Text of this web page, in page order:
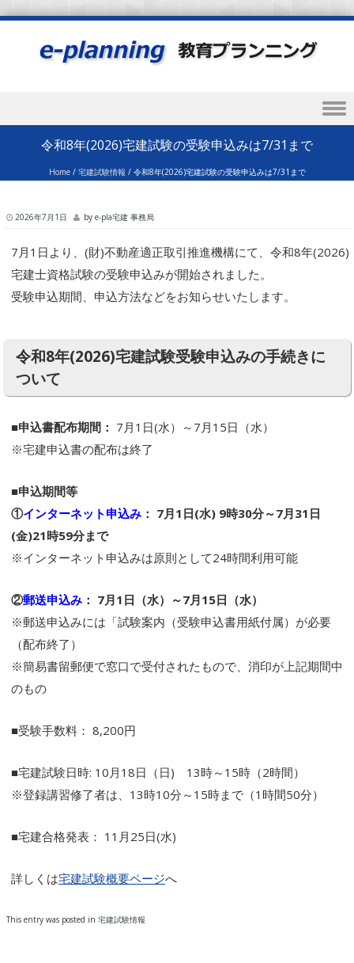
令和8年(2026)宅建試験の受験申込みは7/31まで
Home /宅建試験情報 /令和8年(2026)宅建試験の受験申込みは7/31まで
2026年7月1日 by e-pla宅建 事務局
7月1日より、(財)不動産適正取引推進機構にて、令和8年(2026)
宅建士資格試験の受験申込みが開始されました。
受験申込期間、申込方法などをお知らせいたします。
令和8年(2026)宅建試験受験申込みの手続きに
ついて
■申込書配布期間： 7月1日(水）～7月15日（水）
※宅建申込書の配布は終了
■申込期間等
①インターネット申込み ： 7月1日(水) 9時30分～7月31日
(金)21時59分まで
※インターネット申込みは原則として24時間利用可能
②郵送申込み ： 7月1日（水）～7月15日（水）
※郵送申込みには「試験案内（受験申込書用紙付属）が必要
（配布終了）
※簡易書留郵便で窓口で受付されたもので、消印が上記期間中
のもの
■受験手数料： 8,200円
■宅建試験日時: 10月18日（日) 13時～15時（2時間）
※登録講習修了者は、13時10分～15時まで（1時間50分）
■宅建合格発表： 11月25日(水)
詳しくは宅建試験概要ページへ
This entry was posted in 宅建試験情報